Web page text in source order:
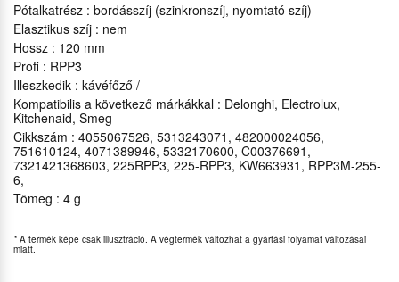
Pótalkatrész : bordásszíj (szinkronszíj, nyomtató szíj)
Elasztikus szíj : nem
Hossz : 120 mm
Profi : RPP3
Illeszkedik : kávéfőző /
Kompatibilis a következő márkákkal : Delonghi, Electrolux,
Kitchenaid, Smeg
Cikkszám : 4055067526, 5313243071, 482000024056,
751610124, 4071389946, 5332170600, C00376691,
7321421368603, 225RPP3, 225-RPP3, KW663931, RPP3M-255-
6,
Tömeg : 4 g
* A termék képe csak illusztráció. A végtermék változhat a gyártási folyamat változásai
miatt.